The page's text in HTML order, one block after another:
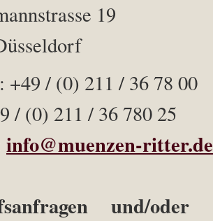
19
+49 / (0) 211 / 36 78 00
/ (0) 211 / 36 780 25
info@muenzen-ritter.de
und/